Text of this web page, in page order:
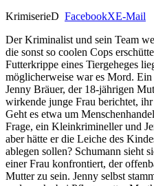
KrimiserieD FacebookXE-Mail
Der Kriminalist und sein Team
die sonst so coolen Cops
Futterkrippe eines Tiergeheges
möglicherweise war es Mord.
Jenny Bräuer, der 18-jährigen
wirkende junge Frau berichtet,
Geht es etwa um
Frage, ein Kleinkrimineller und
aber hätte er die Leiche des
ablegen sollen? Schumann sieht
einer Frau konfrontiert, der
Mutter zu sein. Jenny selbst